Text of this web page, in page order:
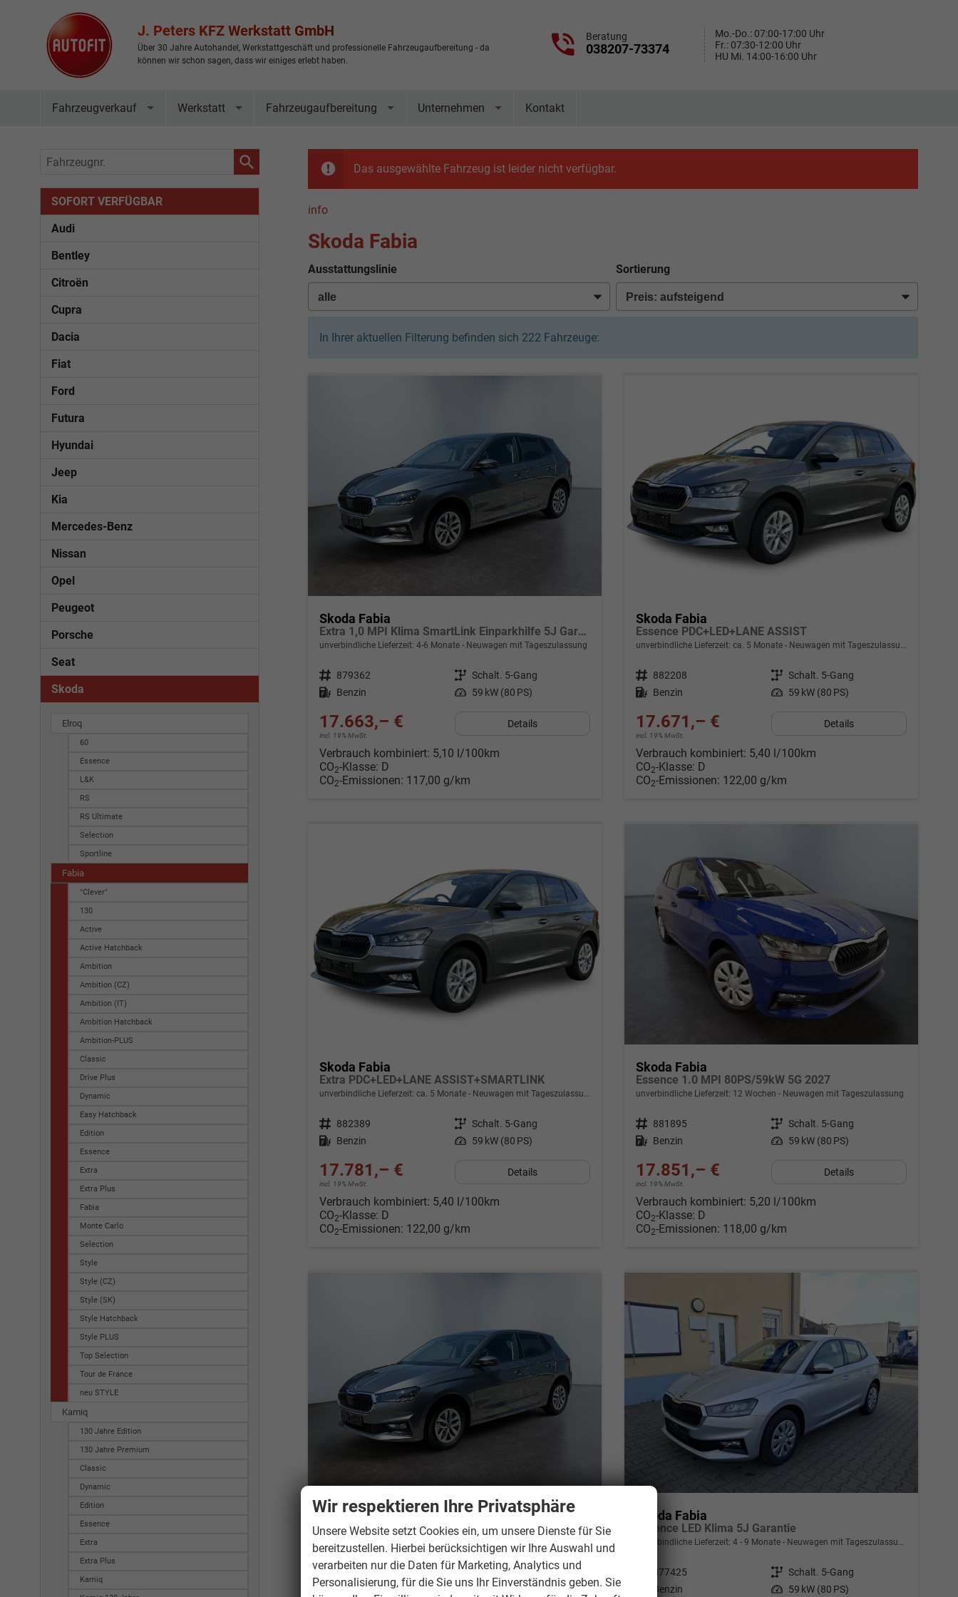
J. Peters KFZ Werkstatt GmbH
Über 30 Jahre Autohandel, Werkstattgeschäft und professionelle Fahrzeugaufbereitung - da
können wir schon sagen, dass wir einiges erlebt haben.
Beratung
038207-73374
Mo.-Do.: 07:00-17:00 Uhr
Fr.: 07:30-12:00 Uhr
HU Mi. 14:00-16:00 Uhr
Fahrzeugverkauf Werkstatt Fahrzeugaufbereitung Unternehmen Kontakt
Das ausgewählte Fahrzeug ist leider nicht verfügbar.
info
Skoda Fabia
Ausstattungslinie Sortierung
In Ihrer aktuellen Filterung befinden sich 222 Fahrzeuge:
Skoda Fabia
Extra 1,0 MPI Klima SmartLink Einparkhilfe 5J Garantie LED Scheinwerfer Bluetooth
unverbindliche Lieferzeit: 4-6 Monate Neuwagen mit Tageszulassung
Fahrzeugnr. 879362 Getriebe Schalt. 5-Gang
Kraftstoff Benzin Leistung 59 kW (80 PS)
17.663,– €
incl. 19% MwSt.
Details
Verbrauch kombiniert: 5,10 l/100km
CO2-Klasse: D
CO2-Emissionen: 117,00 g/km
Skoda Fabia
Essence PDC+LED+LANE ASSIST
unverbindliche Lieferzeit: ca. 5 Monate Neuwagen mit Tageszulassung
Fahrzeugnr. 882208 Getriebe Schalt. 5-Gang
Kraftstoff Benzin Leistung 59 kW (80 PS)
17.671,– €
incl. 19% MwSt.
Details
Verbrauch kombiniert: 5,40 l/100km
CO2-Klasse: D
CO2-Emissionen: 122,00 g/km
Skoda Fabia
Extra PDC+LED+LANE ASSIST+SMARTLINK
unverbindliche Lieferzeit: ca. 5 Monate Neuwagen mit Tageszulassung
Fahrzeugnr. 882389 Getriebe Schalt. 5-Gang
Kraftstoff Benzin Leistung 59 kW (80 PS)
17.781,– €
incl. 19% MwSt.
Details
Verbrauch kombiniert: 5,40 l/100km
CO2-Klasse: D
CO2-Emissionen: 122,00 g/km
Skoda Fabia
Essence 1.0 MPI 80PS/59kW 5G 2027
unverbindliche Lieferzeit: 12 Wochen Neuwagen mit Tageszulassung
Fahrzeugnr. 881895 Getriebe Schalt. 5-Gang
Kraftstoff Benzin Leistung 59 kW (80 PS)
17.851,– €
incl. 19% MwSt.
Details
Verbrauch kombiniert: 5,20 l/100km
CO2-Klasse: D
CO2-Emissionen: 118,00 g/km
Skoda Fabia
Essence 1,0 MPI Klima Einparkhilfe 5J Garantie LED Scheinwerfer Bluetooth
unverbindliche Lieferzeit: 4-6 Monate Neuwagen mit Tageszulassung
Fahrzeugnr. 879352 Getriebe Schalt. 5-Gang
Kraftstoff Benzin Leistung 59 kW (80 PS)
Skoda Fabia
Essence LED Klima 5J Garantie
unverbindliche Lieferzeit: 4 - 9 Monate Neuwagen mit Tageszulassung
877425 Getriebe Schalt. 5-Gang
Benzin Leistung 59 kW (80 PS)
Fahrzeugnr.
SOFORT VERFÜGBAR
Audi
Bentley
Citroën
Cupra
Dacia
Fiat
Ford
Futura
Hyundai
Jeep
Kia
Mercedes-Benz
Nissan
Opel
Peugeot
Porsche
Seat
Skoda
Elroq
60
Essence
L&K
RS
RS Ultimate
Selection
Sportline
Fabia
"Clever"
130
Active
Active Hatchback
Ambition
Ambition (CZ)
Ambition (IT)
Ambition Hatchback
Ambition-PLUS
Classic
Drive Plus
Dynamic
Easy Hatchback
Edition
Essence
Extra
Extra Plus
Fabia
Monte Carlo
Selection
Style
Style (CZ)
Style (SK)
Style Hatchback
Style PLUS
Top Selection
Tour de France
neu STYLE
Kamiq
130 Jahre Edition
130 Jahre Premium
Classic
Dynamic
Edition
Essence
Extra
Extra Plus
Kamiq
Wir respektieren Ihre Privatsphäre
Unsere Website setzt Cookies ein, um unsere Dienste für Sie
bereitzustellen. Hierbei berücksichtigen wir Ihre Auswahl und
verarbeiten nur die Daten für Marketing, Analytics und
Personalisierung, für die Sie uns Ihr Einverständnis geben. Sie